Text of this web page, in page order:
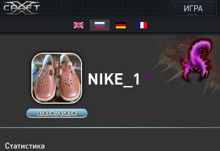
ИГРА
6583 K / 6583 K
NIKE_1 XERJ
Статистика